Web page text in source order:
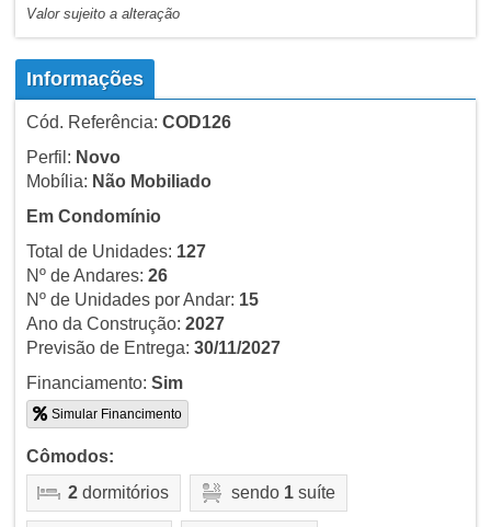
Valor sujeito a alteração
Informações
Cód. Referência: COD126
Perfil: Novo
Mobília: Não Mobiliado
Em Condomínio
Total de Unidades: 127
Nº de Andares: 26
Nº de Unidades por Andar: 15
Ano da Construção: 2027
Previsão de Entrega: 30/11/2027
Financiamento: Sim
Simular Financimento
Cômodos:
2dormitórios sendo 1suíte